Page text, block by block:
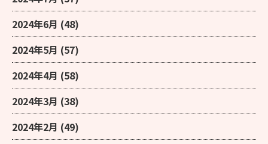
2024年6月 (48)
2024年5月 (57)
2024年4月 (58)
2024年3月 (38)
2024年2月 (49)